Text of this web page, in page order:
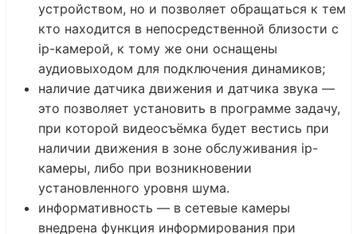
устройством, но и позволяет обращаться к тем
кто находится в непосредственной близости с
ip-камерой, к тому же они оснащены
аудиовыходом для подключения динамиков;
наличие датчика движения и датчика звука —
это позволяет установить в программе задачу,
при которой видеосъёмка будет вестись при
наличии движения в зоне обслуживания ip-
камеры, либо при возникновении
установленного уровня шума.
информативность — в сетевые камеры
внедрена функция информирования при